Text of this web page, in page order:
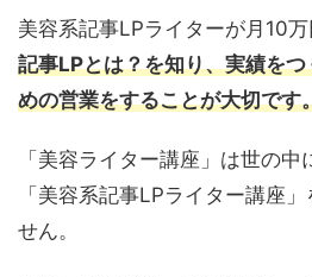
美容系記事LPライターが月10万
記事LPとは？を知り、実績を
めの営業をすることが大切です
「美容ライター講座」は世の中
「美容系記事LPライター講座
せん。